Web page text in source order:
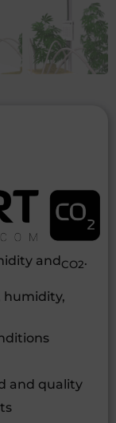
and CO2.
humidity,
and quality